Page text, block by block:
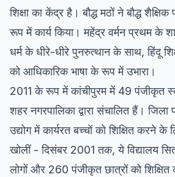
शिक्षा का केंद्र है। बौद्ध मठों ने बौद्ध
रूप में कार्य किया। महेंद्र वर्मन प्रथम के
धर्म के धीरे-धीरे पुनरुत्थान के साथ, हिंदू
को आधिकारिक भाषा के रूप में उभारा।
2011 के रूप में कांचीपुरम में 49 पंजीकृत
शहर नगरपालिका द्वारा संचालित हैं।
उद्योग में कार्यरत बच्चों को शिक्षित करने के
खोलीं - दिसंबर 2001 तक, ये विद्यालय
लोगों और 260 पंजीकृत छात्रों को